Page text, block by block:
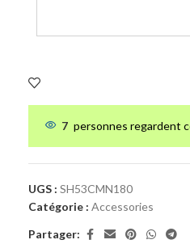
7 personnes regardent
UGS : SH53CMN180
Catégorie : Accessories
Partager: